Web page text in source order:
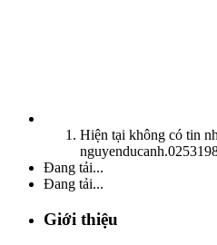
Hiện tại không có tin
Đang tải...
Đang tải...
Giới thiệu